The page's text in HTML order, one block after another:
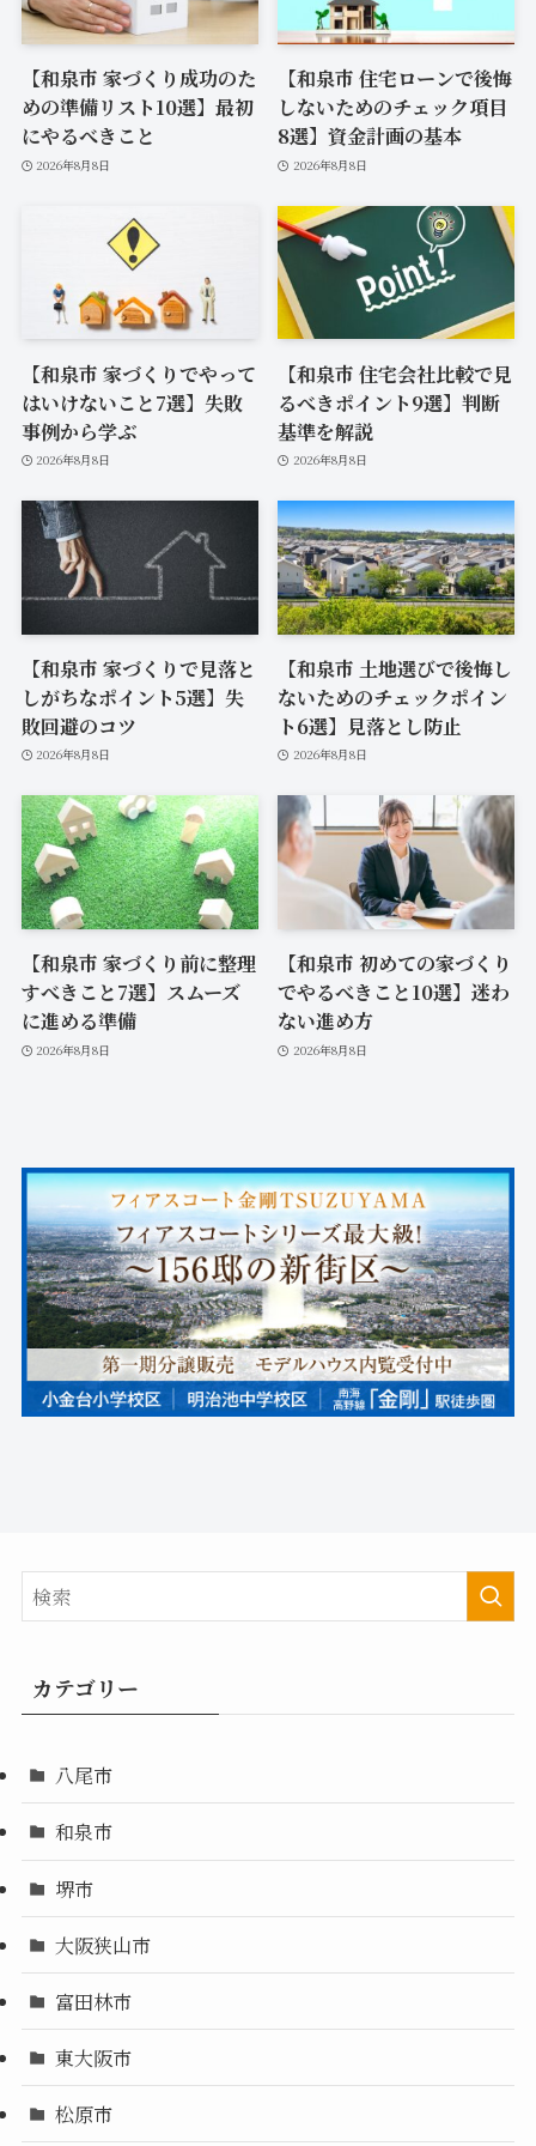
【和泉市 家づくり成功のた
めの準備リスト10選】最初
にやるべきこと
2026年8月8日
【和泉市 住宅ローンで後悔
しないためのチェック項目
8選】資金計画の基本
2026年8月8日
【和泉市 家づくりでやって
はいけないこと7選】失敗
事例から学ぶ
2026年8月8日
【和泉市 住宅会社比較で見
るべきポイント9選】判断
基準を解説
2026年8月8日
【和泉市 家づくりで見落と
しがちなポイント5選】失
敗回避のコツ
2026年8月8日
【和泉市 土地選びで後悔し
ないためのチェックポイン
ト6選】見落とし防止
2026年8月8日
【和泉市 家づくり前に整理
すべきこと7選】スムーズ
に進める準備
2026年8月8日
【和泉市 初めての家づくり
でやるべきこと10選】迷わ
ない進め方
2026年8月8日
カテゴリー
八尾市
和泉市
堺市
大阪狭山市
富田林市
東大阪市
松原市